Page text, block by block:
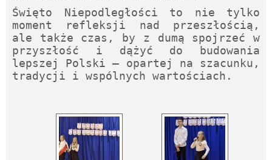
Święto Niepodległości to nie tylko
moment refleksji nad przeszłością,
ale także czas, by z dumą spojrzeć w
przyszłość i dążyć do budowania
lepszej Polski – opartej na szacunku,
tradycji i wspólnych wartościach.